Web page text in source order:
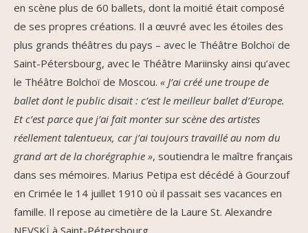
en scène plus de 60 ballets, dont la moitié était composé
de ses propres créations. Il a œuvré avec les étoiles des
plus grands théâtres du pays – avec le Théâtre Bolchoï de
Saint-Pétersbourg, avec le Théâtre Mariinsky ainsi qu’avec
le Théâtre Bolchoï de Moscou. « J’ai créé une troupe de
ballet dont le public disait : c’est le meilleur ballet d’Europe.
Et c’est parce que j’ai fait monter sur scène des artistes
réellement talentueux, car j’ai toujours travaillé au nom du
grand art de la chorégraphie », soutiendra le maître français
dans ses mémoires. Marius Petipa est décédé à Gourzouf
en Crimée le 14 juillet 1910 où il passait ses vacances en
famille. Il repose au cimetière de la Laure St. Alexandre